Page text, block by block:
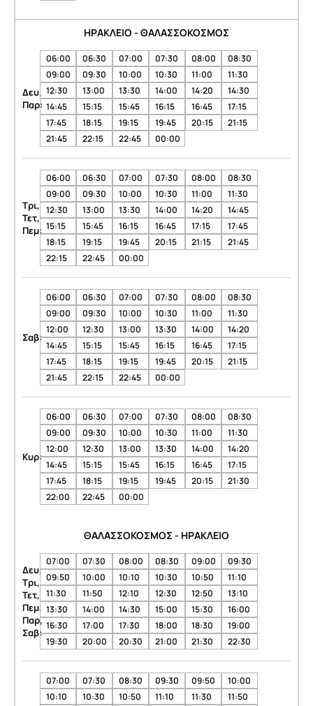
ΗΡΑΚΛΕΙΟ - ΘΑΛΑΣΣΟΚΟΣΜΟΣ
Δευ,
Παρ:
06:00 06:30 07:00 07:30 08:00
08:30
09:00
09:30 10:00 10:30 11:00
11:30
12:30
13:00 13:30 14:00 14:20
14:30
14:45
15:15 15:45 16:15 16:45
17:15
17:45
18:15 19:15 19:45 20:15
21:15
21:45
22:15 22:45 00:00
Τρι,
Τετ,
Πεμ:
06:00 06:30 07:00 07:30 08:00
08:30
09:00
09:30 10:00 10:30 11:00
11:30
12:30
13:00 13:30 14:00 14:20
14:45
15:15
15:45 16:15 16:45 17:15
17:45
18:15
19:15 19:45 20:15 21:15
21:45
22:15
22:45 00:00
Σαβ:
06:00 06:30 07:00 07:30 08:00
08:30
09:00
09:30 10:00 10:30 11:00
11:30
12:00
12:30 13:00 13:30 14:00
14:20
14:45
15:15 15:45 16:15 16:45
17:15
17:45
18:15 19:15 19:45 20:15
21:15
21:45
22:15 22:45 00:00
Κυρ:
06:00 06:30 07:00 07:30 08:00
08:30
09:00
09:30 10:00 10:30 11:00
11:30
12:00
12:30 13:00 13:30 14:00
14:20
14:45
15:15 15:45 16:15 16:45
17:15
17:45
18:15 19:15 19:45 20:15
21:30
22:00
22:45 00:00
ΘΑΛΑΣΣΟΚΟΣΜΟΣ - ΗΡΑΚΛΕΙΟ
Δευ,
Τρι,
Τετ,
Πεμ,
Παρ,
Σαβ:
07:00 07:30 08:00 08:30 09:00
09:30
09:50
10:00 10:10 10:30 10:50
11:10
11:30
11:50 12:10 12:30 12:50
13:10
13:30
14:00 14:30 15:00 15:30
16:00
16:30
17:00 17:30 18:00 18:30
19:00
19:30
20:00 20:30 21:00 21:30 22:30
07:00 07:30 08:30 09:30 09:50
10:00
10:10
10:30 10:50 11:10 11:30
11:50